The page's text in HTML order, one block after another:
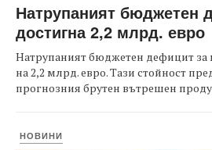
Натрупаният бюджетен
достигна 2,2 млрд. евро
Натрупаният бюджетен дефицит за
на 2,2 млрд. евро. Тази стойност
прогнозния брутен вътрешен
НОВИНИ